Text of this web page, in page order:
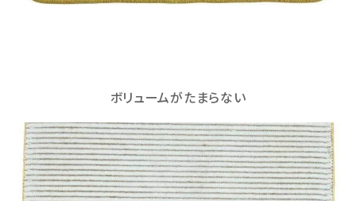
ボリュームがたまらない